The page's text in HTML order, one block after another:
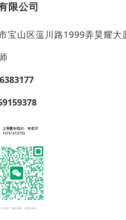
限公司
宝山区蕰川路1999弄昊耀大